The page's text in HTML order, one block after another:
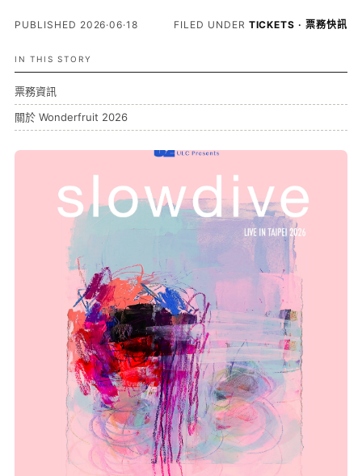
PUBLISHED 2026·06·18 FILED UNDER TICKETS · 票務快訊
IN THIS STORY
票務資訊
關於 Wonderfruit 2026